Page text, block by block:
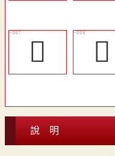
󴱄 󴱃
說 明